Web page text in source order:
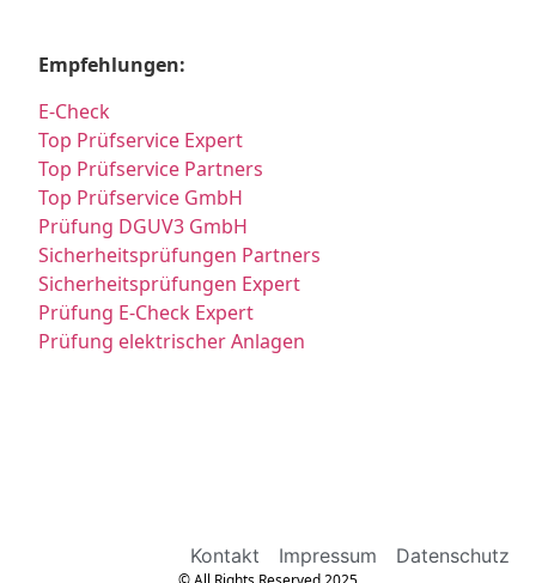
Empfehlungen:
E-Check
Top Prüfservice Expert
Top Prüfservice Partners
Top Prüfservice GmbH
Prüfung DGUV3 GmbH
Sicherheitsprüfungen Partners
Sicherheitsprüfungen Expert
Prüfung E-Check Expert
Prüfung elektrischer Anlagen
Kontakt Impressum Datenschutz